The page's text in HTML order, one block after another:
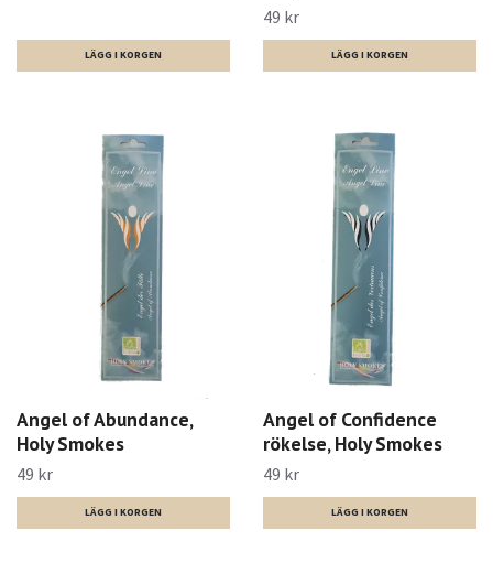
49 kr
Angel of Abundance,
Holy Smokes
49 kr
Angel of Confidence
rökelse, Holy Smokes
49 kr